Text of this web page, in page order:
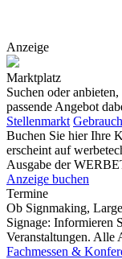
Anzeige
Marktplatz
Suchen oder
passende Angebot
Stellenmarkt
Buchen Sie hier Ihre
erscheint auf
Ausgabe der
Anzeige buchen
Termine
Ob Signmaking,
Signage: Informieren
Veranstaltungen. Alle
Fachmessen &